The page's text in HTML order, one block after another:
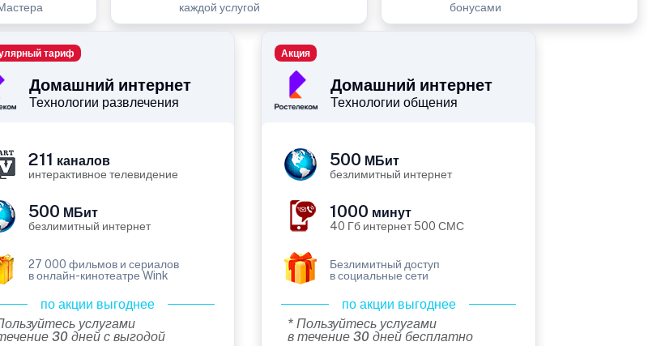
каждой услугой
бонусами
Домашний интернет
Технологии развлечения
тариф
211 каналов
интерактивное телевидение
500 МБит
безлимитный интернет
27 000 фильмов и сериалов
в онлайн-кинотеатре Wink
по акции выгоднее
услугами
30 дней с выгодой
Домашний интернет
Технологии общения
Акция
500 МБит
безлимитный интернет
1000 минут
40 Гб интернет 500 СМС
Безлимитный доступ
в социальные сети
по акции выгоднее
* Пользуйтесь услугами
в течение 30 дней бесплатно